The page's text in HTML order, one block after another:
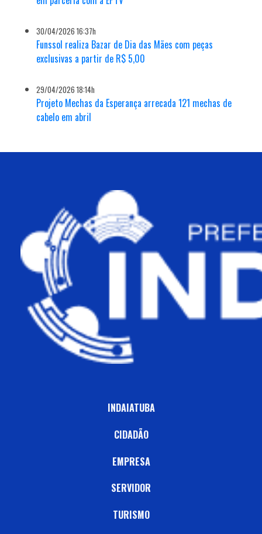
30/04/2026 16:37h
Funssol realiza Bazar de Dia das Mães com peças
exclusivas a partir de R$ 5,00
29/04/2026 18:14h
Projeto Mechas da Esperança arrecada 121 mechas de
cabelo em abril
INDAIATUBA
CIDADÃO
EMPRESA
SERVIDOR
TURISMO